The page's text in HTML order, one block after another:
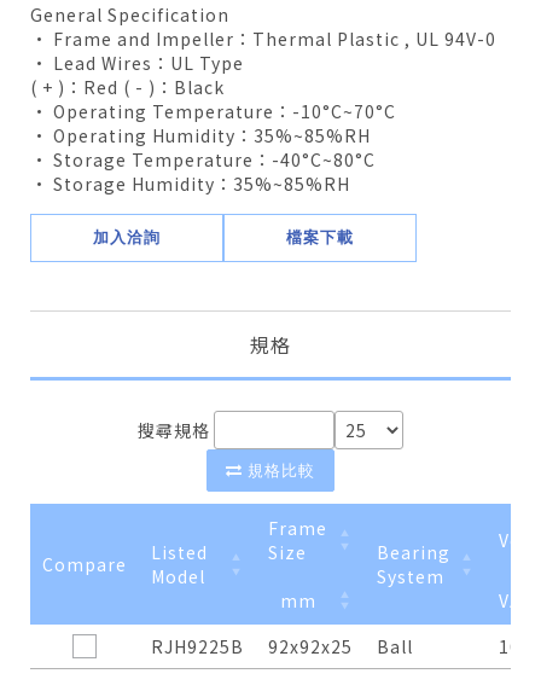
General Specification
• Frame and Impeller：Thermal Plastic , UL 94V-0
• Lead Wires：UL Type
( + )：Red ( - )：Black
• Operating Temperature：-10°C~70°C
• Operating Humidity：35%~85%RH
• Storage Temperature：-40°C~80°C
• Storage Humidity：35%~85%RH
加入洽詢 檔案下載
規格
規格比較
搜尋規格
Compare
Listed
Model
Frame
Size
Bearing
System
mm
VAC
Compare
Listed
Model
Frame
Size
Bearing
System
mm VAC
RJH9225B 92x92x25 Ball